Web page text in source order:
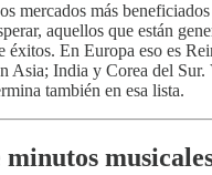
mercados más
aquellos que están
éxitos. En Europa eso es
Asia; India y Corea del Sur.
también en esa lista.
minutos